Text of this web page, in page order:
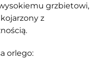
grzbietowi,
z
orlego: